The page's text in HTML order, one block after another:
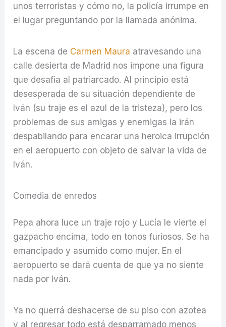
unos terroristas y cómo no, la policía irrumpe en
el lugar preguntando por la llamada anónima.
La escena de Carmen Maura atravesando una
calle desierta de Madrid nos impone una figura
que desafía al patriarcado. Al principio está
desesperada de su situación dependiente de
Iván (su traje es el azul de la tristeza), pero los
problemas de sus amigas y enemigas la irán
despabilando para encarar una heroica irrupción
en el aeropuerto con objeto de salvar la vida de
Iván.
Comedia de enredos
Pepa ahora luce un traje rojo y Lucía le vierte el
gazpacho encima, todo en tonos furiosos. Se ha
emancipado y asumido como mujer. En el
aeropuerto se dará cuenta de que ya no siente
nada por Iván.
Ya no querrá deshacerse de su piso con azotea
y al regresar todo está desparramado menos